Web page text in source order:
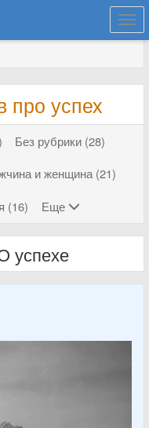
про успех
Без рубрики (28)
и женщина (21)
(16) Еще
успехе